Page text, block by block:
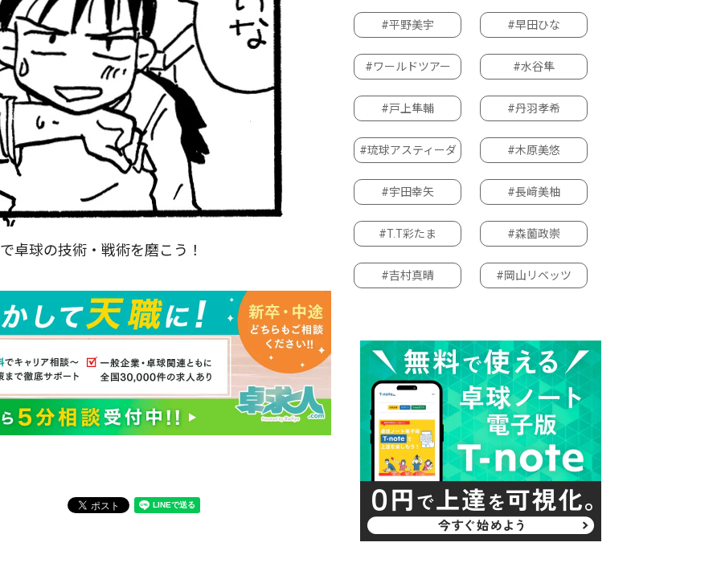
で卓球の技術・戦術を磨こう！
#平野美宇 #早田ひな
#ワールドツアー #水谷隼
#戸上隼輔 #丹羽孝希
#琉球アスティーダ #木原美悠
#宇田幸矢 #長﨑美柚
#T.T彩たま #森薗政崇
#吉村真晴 #岡山リベッツ